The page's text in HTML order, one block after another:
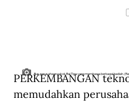
Bus perusahaan rokok Bal Tiga yang membawa berbagai hadiah.
PERKEMBANGAN
memudahkan